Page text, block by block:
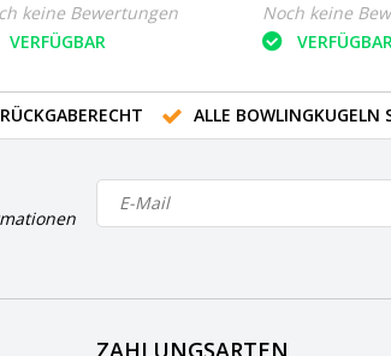
keine Bewertungen
VERFÜGBAR
Noch keine
VERFÜGBAR
ALLE BOWLINGKUGELN
ZAHLUNGSARTEN